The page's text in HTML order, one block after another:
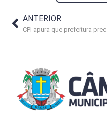
ANTERIOR